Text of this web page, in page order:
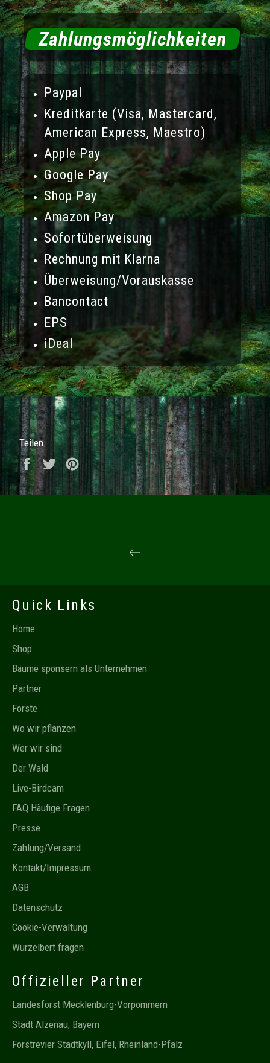
Zahlungsmöglichkeiten
Paypal
Kreditkarte (Visa, Mastercard,
American Express, Maestro)
Apple Pay
Google Pay
Shop Pay
Amazon Pay
Sofortüberweisung
Rechnung mit Klarna
Überweisung/Vorauskasse
Bancontact
EPS
iDeal
Teilen
Auf Facebook teilen
Auf Twitter twittern
Auf Pinterest pinnen
Quick Links
Home
Shop
Bäume sponsern als Unternehmen
Partner
Forste
Wo wir pflanzen
Wer wir sind
Der Wald
Live-Birdcam
FAQ Häufige Fragen
Presse
Zahlung/Versand
Kontakt/Impressum
AGB
Datenschutz
Cookie-Verwaltung
Wurzelbert fragen
Offizieller Partner
Landesforst Mecklenburg-Vorpommern
Stadt Alzenau, Bayern
Forstrevier Stadtkyll, Eifel, Rheinland-Pfalz